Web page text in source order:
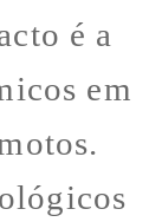
é a
em